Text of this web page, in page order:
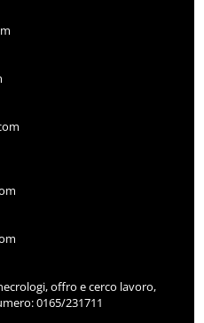
offro e cerco lavoro,
0165/231711